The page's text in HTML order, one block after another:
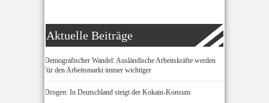
Aktuelle Beiträge
Demografischer Wandel: Ausländische Arbeitskräfte werden
für den Arbeitsmarkt immer wichtiger
Drogen: In Deutschland steigt der Kokain-Konsum